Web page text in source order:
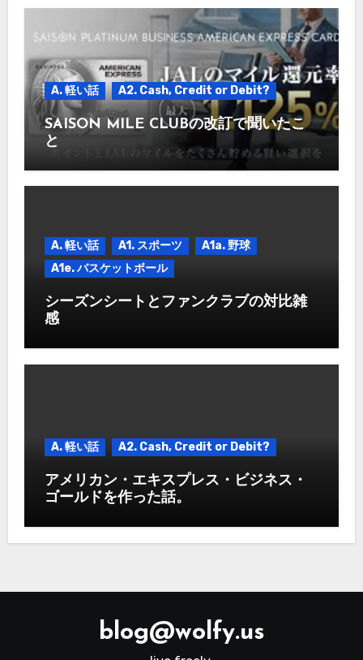
A. 軽い話 A2. Cash, Credit or Debit?
SAISON MILE CLUBの改訂で聞いたこ
と
A. 軽い話 A1. スポーツ
A1a. 野球
A1e. バスケットボール
シーズンシートとファンクラブの対比雑
感
A. 軽い話 A2. Cash, Credit or Debit?
アメリカン・エキスプレス・ビジネス・
ゴールドを作った話。
blog@wolfy.us